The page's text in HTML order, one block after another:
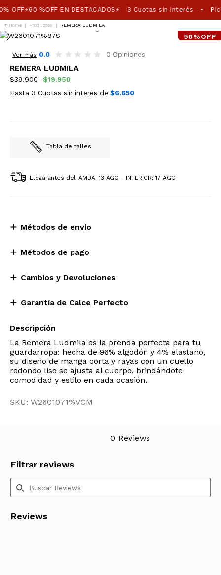
OFF⚡60 %OFF EN DESTACADOS⚡ 3 Cuotas sin interés •
Home | Productos | REMERA LUDMILA
50%OFF
Ver más 0.0 0 Opiniones
REMERA LUDMILA
$39.900 $19.950
Hasta 3 Cuotas sin interés de $6.650
Tabla de talles
Llega antes del AMBA: 13 AGO - INTERIOR: 17 AGO
Métodos de envío
Métodos de pago
Cambios y Devoluciones
Garantía de Calce Perfecto
Descripción
La Remera Ludmila es la prenda perfecta para tu
guardarropa: hecha de 96% algodón y 4% elastano,
su diseño de manga corta y rayas con un cuello
redondo liso se ajusta al cuerpo, brindándote
comodidad y estilo en cada ocasión.
SKU: W2601071%VCM
Filtrar reviews
0 Reviews
Reviews